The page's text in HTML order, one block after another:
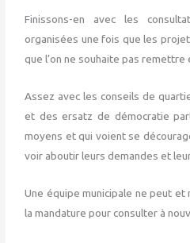
Finissons-en avec les
organisées une fois que les
que l’on ne souhaite pas remettre
Assez avec les conseils de
et des ersatz de démocratie
moyens et qui voient se
voir aboutir leurs demandes et
Une équipe municipale ne peut
la mandature pour consulter à